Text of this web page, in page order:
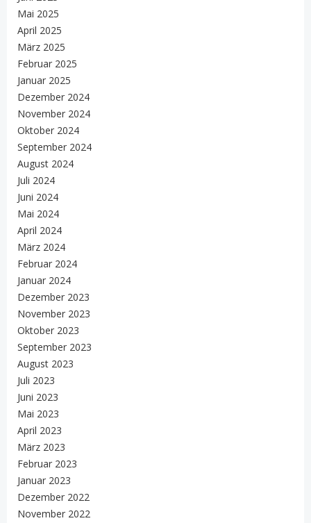
Mai 2025
April 2025
März 2025
Februar 2025
Januar 2025
Dezember 2024
November 2024
Oktober 2024
September 2024
August 2024
Juli 2024
Juni 2024
Mai 2024
April 2024
März 2024
Februar 2024
Januar 2024
Dezember 2023
November 2023
Oktober 2023
September 2023
August 2023
Juli 2023
Juni 2023
Mai 2023
April 2023
März 2023
Februar 2023
Januar 2023
Dezember 2022
November 2022